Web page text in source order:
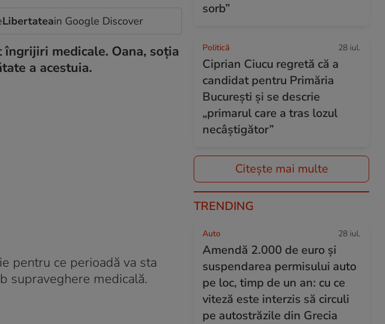
Libertateain Google Discover
medicale. Oana, soția
a acestuia.
pentru ce perioadă va sta
supraveghere medicală.
sorb”
Politică 28 iul.
Ciprian Ciucu regretă că a
candidat pentru Primăria
București și se descrie
„primarul care a tras lozul
necâștigător”
Citește mai multe
TRENDING
Auto 28 iul.
Amendă 2.000 de euro și
suspendarea permisului auto
pe loc, timp de un an: cu ce
viteză este interzis să circuli
pe autostrăzile din Grecia